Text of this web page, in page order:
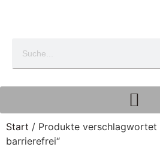
Start / Produkte verschlagwortet
barrierefrei“